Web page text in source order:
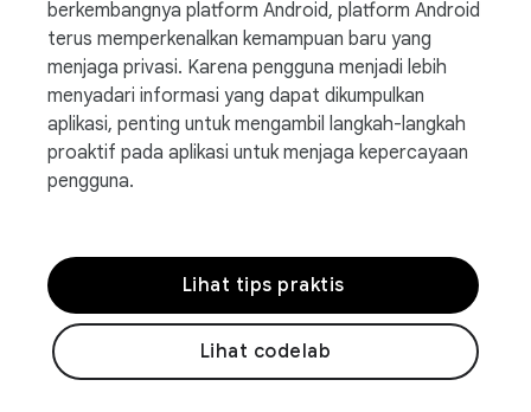
berkembangnya platform Android, platform Android
terus memperkenalkan kemampuan baru yang
menjaga privasi. Karena pengguna menjadi lebih
menyadari informasi yang dapat dikumpulkan
aplikasi, penting untuk mengambil langkah-langkah
proaktif pada aplikasi untuk menjaga kepercayaan
pengguna.
Lihat tips praktis
Lihat codelab